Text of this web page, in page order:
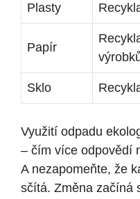
Plasty
Papír
Sklo
Využití odpadu
– čím více odpovědí
A nezapomeňte, že
sčítá. Změna začíná